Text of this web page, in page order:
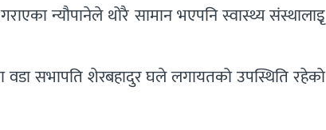
न्यौपानेले थोरै सामान भएपनि स्वास्थ्य संस्थालाइृ
वडा सभापति शेरबहादुर घले लगायतको उपस्थिति रहेको